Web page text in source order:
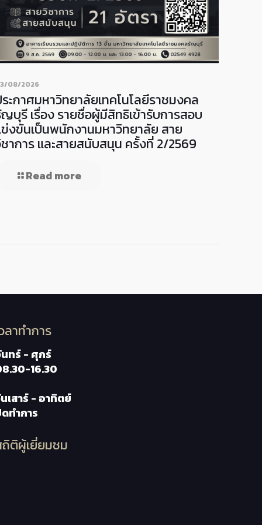
08/2026
ะกาศมหาวิทยาลัยเทคโนโลยีราชมงคล
บุรี เรื่อง รายชื่อผู้มีสิทธิเข้ารับการสอบ
งขันเป็นพนักงานมหาวิทยาลัย สาย
าการ และสายสนับสนุน ครั้งที่ 2/2569
Read more
ลาทำการ
ทร์ - ศุกร์
16.30
เสาร์ - อาทิตย์
ทำการ
ติผู้เยี่ยมชม